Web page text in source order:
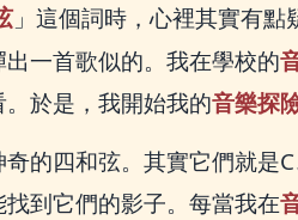
」這個詞時，心裡其實有點
一首歌似的。我在學校的
於是，我開始我的音樂探
的四和弦。其實它們就是
到它們的影子。每當我在